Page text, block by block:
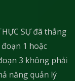
SỰ đã thắng
1 hoặc
3 không phải
năng quản lý